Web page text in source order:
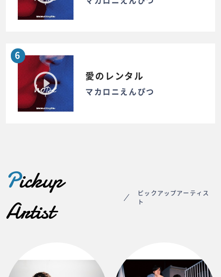
6
愛のレンタル
マカロニえんぴつ
Pickup
Artist
ピックアップアーティス
ト